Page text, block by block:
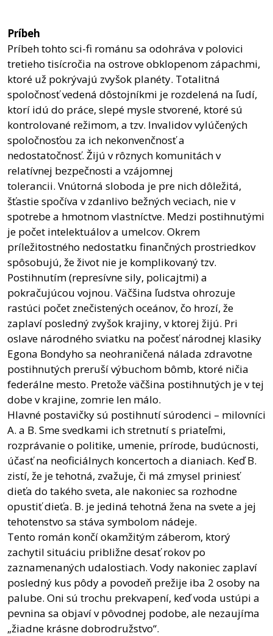
Príbeh
Príbeh tohto sci-fi románu sa odohráva v polovici
tretieho tisícročia na ostrove obklopenom zápachmi,
ktoré už pokrývajú zvyšok planéty. Totalitná
spoločnosť vedená dôstojníkmi je rozdelená na ľudí,
ktorí idú do práce, slepé mysle stvorené, ktoré sú
kontrolované režimom, a tzv. Invalidov vylúčených
spoločnosťou za ich nekonvenčnosť a
nedostatočnosť. Žijú v rôznych komunitách v
relatívnej bezpečnosti a vzájomnej
tolerancii. Vnútorná sloboda je pre nich dôležitá,
šťastie spočíva v zdanlivo bežných veciach, nie v
spotrebe a hmotnom vlastníctve. Medzi postihnutými
je počet intelektuálov a umelcov. Okrem
príležitostného nedostatku finančných prostriedkov
spôsobujú, že život nie je komplikovaný tzv.
Postihnutím (represívne sily, policajtmi) a
pokračujúcou vojnou. Väčšina ľudstva ohrozuje
rastúci počet znečistených oceánov, čo hrozí, že
zaplaví posledný zvyšok krajiny, v ktorej žijú. Pri
oslave národného sviatku na počesť národnej klasiky
Egona Bondyho sa neohraničená nálada zdravotne
postihnutých preruší výbuchom bômb, ktoré ničia
federálne mesto. Pretože väčšina postihnutých je v tej
dobe v krajine, zomrie len málo.
Hlavné postavičky sú postihnutí súrodenci – milovníci
A. a B. Sme svedkami ich stretnutí s priateľmi,
rozprávanie o politike, umenie, prírode, budúcnosti,
účasť na neoficiálnych koncertoch a dianiach. Keď B.
zistí, že je tehotná, zvažuje, či má zmysel priniesť
dieťa do takého sveta, ale nakoniec sa rozhodne
opustiť dieťa. B. je jediná tehotná žena na svete a jej
tehotenstvo sa stáva symbolom nádeje.
Tento román končí okamžitým záberom, ktorý
zachytil situáciu približne desať rokov po
zaznamenaných udalostiach. Vody nakoniec zaplaví
posledný kus pôdy a povodeň prežije iba 2 osoby na
palube. Oni sú trochu prekvapení, keď voda ustúpi a
pevnina sa objaví v pôvodnej podobe, ale nezaujíma
„žiadne krásne dobrodružstvo“.